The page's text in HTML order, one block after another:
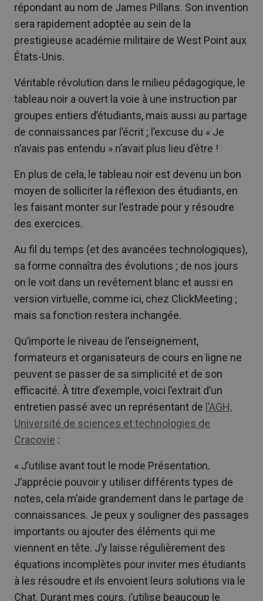
répondant au nom de James Pillans. Son invention
sera rapidement adoptée au sein de la
prestigieuse académie militaire de West Point aux
États-Unis.
Véritable révolution dans le milieu pédagogique, le
tableau noir a ouvert la voie à une instruction par
groupes entiers d’étudiants, mais aussi au partage
de connaissances par l’écrit ; l’excuse du « Je
n’avais pas entendu » n’avait plus lieu d’être !
En plus de cela, le tableau noir est devenu un bon
moyen de solliciter la réflexion des étudiants, en
les faisant monter sur l’estrade pour y résoudre
des exercices.
Au fil du temps (et des avancées technologiques),
sa forme connaîtra des évolutions ; de nos jours
on le voit dans un revêtement blanc et aussi en
version virtuelle, comme ici, chez ClickMeeting ;
mais sa fonction restera inchangée.
Qu’importe le niveau de l’enseignement,
formateurs et organisateurs de cours en ligne ne
peuvent se passer de sa simplicité et de son
efficacité. À titre d’exemple, voici l’extrait d’un
entretien passé avec un représentant de l’AGH,
Université de sciences et technologies de
Cracovie :
« J’utilise avant tout le mode Présentation.
J’apprécie pouvoir y utiliser différents types de
notes, cela m’aide grandement dans le partage de
connaissances. Je peux y souligner des passages
importants ou ajouter des éléments qui me
viennent en tête. J’y laisse régulièrement des
équations incomplètes pour inviter mes étudiants
à les résoudre et ils envoient leurs solutions via le
Chat. Durant mes cours, j’utilise beaucoup le